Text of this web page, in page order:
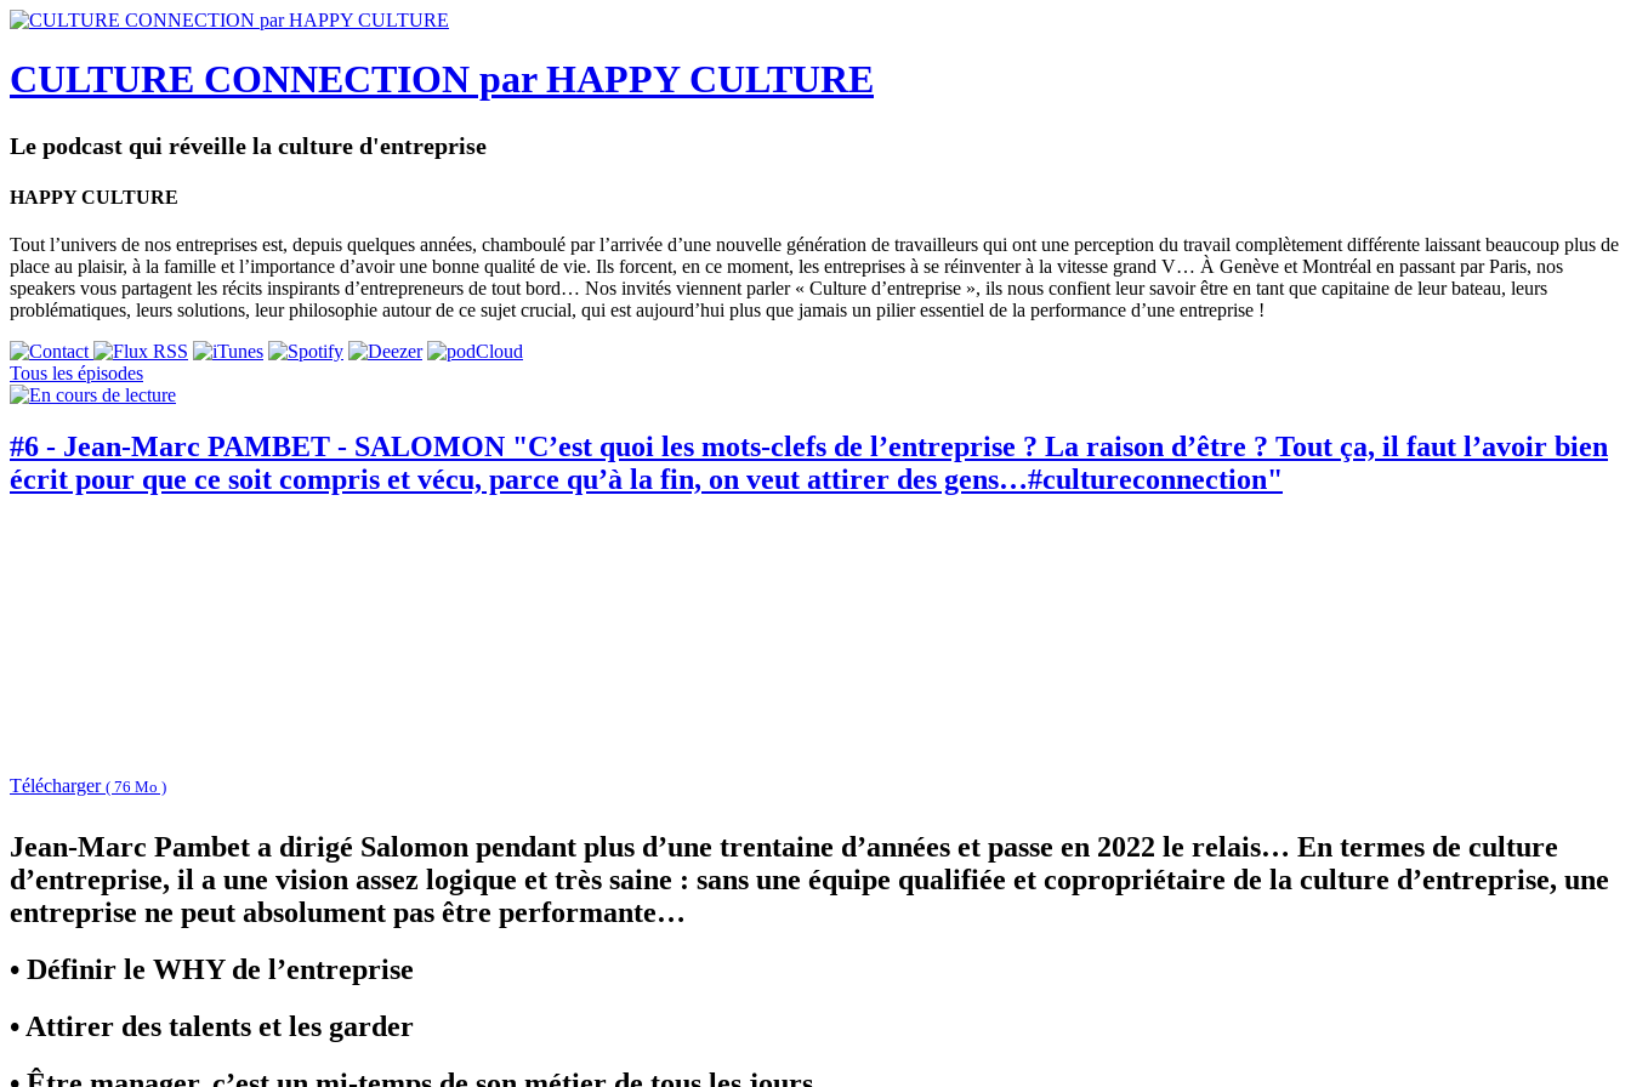
CULTURE CONNECTION par HAPPY CULTURE
Le podcast qui réveille la culture d'entreprise
HAPPY CULTURE
Tout l’univers de nos entreprises est, depuis quelques années, chamboulé par l’arrivée d’une nouvelle génération de travailleurs qui ont une perception du travail complètement différente laissant beaucoup plus de
place au plaisir, à la famille et l’importance d’avoir une bonne qualité de vie. Ils forcent, en ce moment, les entreprises à se réinventer à la vitesse grand V… À Genève et Montréal en passant par Paris, nos
speakers vous partagent les récits inspirants d’entrepreneurs de tout bord… Nos invités viennent parler « Culture d’entreprise », ils nous confient leur savoir être en tant que capitaine de leur bateau, leurs
problématiques, leurs solutions, leur philosophie autour de ce sujet crucial, qui est aujourd’hui plus que jamais un pilier essentiel de la performance d’une entreprise !
Tous les épisodes
#6 - Jean-Marc PAMBET - SALOMON "C’est quoi les mots-clefs de l’entreprise ? La raison d’être ? Tout ça, il faut l’avoir bien
écrit pour que ce soit compris et vécu, parce qu’à la fin, on veut attirer des gens…#cultureconnection"
Télécharger ( 76 Mo )
Jean-Marc Pambet a dirigé Salomon pendant plus d’une trentaine d’années et passe en 2022 le relais… En termes de culture
d’entreprise, il a une vision assez logique et très saine : sans une équipe qualifiée et copropriétaire de la culture d’entreprise, une
entreprise ne peut absolument pas être performante…
• Définir le WHY de l’entreprise
• Attirer des talents et les garder